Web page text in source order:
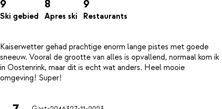
9
Ski gebied
8
Apres ski
9
Restaurants
Kaiserwetter gehad prachtige enorm lange pistes met goede
sneeuw. Vooral de grootte van alles is opvallend, normaal kom ik
in Oostenrink, maar dit is echt wat anders. Heel mooie